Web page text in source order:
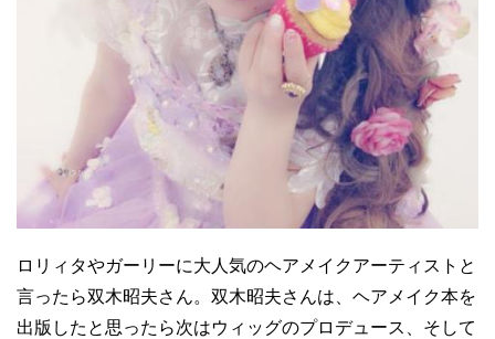
ロリィタやガーリーに大人気のヘアメイクアーティストと
言ったら双木昭夫さん。双木昭夫さんは、ヘアメイク本を
出版したと思ったら次はウィッグのプロデュース、そして